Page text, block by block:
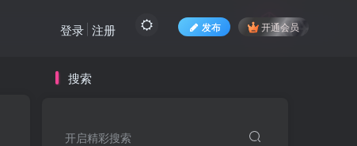
发布 开通会员
登录 注册
搜索
开启精彩搜索